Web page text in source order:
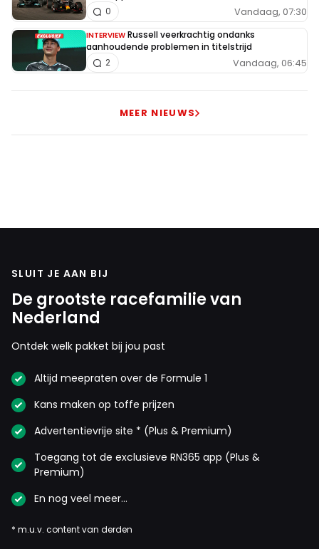
Vandaag, 07:30
0
INTERVIEW Russell veerkrachtig ondanks
aanhoudende problemen in titelstrijd
Vandaag, 06:45
2
MEER NIEUWS
SLUIT JE AAN BIJ
De grootste racefamilie van
Nederland
Ontdek welk pakket bij jou past
Altijd meepraten over de Formule 1
Kans maken op toffe prijzen
Advertentievrije site * (Plus & Premium)
Toegang tot de exclusieve RN365 app (Plus &
Premium)
En nog veel meer…
* m.u.v. content van derden